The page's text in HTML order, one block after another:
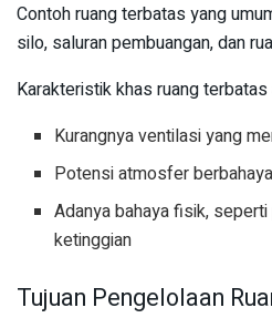
Contoh ruang terbatas yang
silo, saluran pembuangan, dan
Karakteristik khas ruang terbatas
Kurangnya ventilasi yang
Potensi atmosfer berbahaya
Adanya bahaya fisik,
ketinggian
Tujuan Pengelolaan